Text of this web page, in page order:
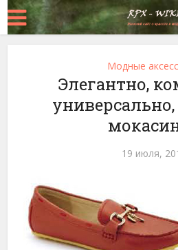
Модные
Элегантно,
19 июля,